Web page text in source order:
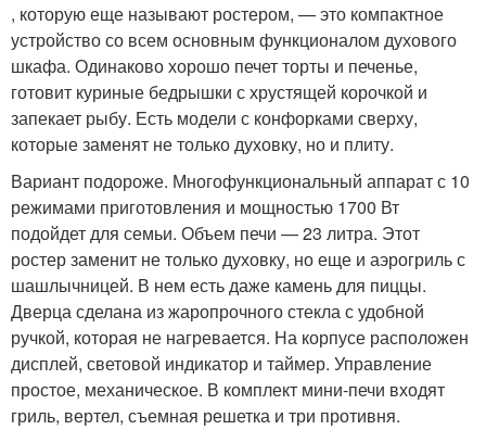
, которую еще называют ростером, — это компактное
устройство со всем основным функционалом духового
шкафа. Одинаково хорошо печет торты и печенье,
готовит куриные бедрышки с хрустящей корочкой и
запекает рыбу. Есть модели с конфорками сверху,
которые заменят не только духовку, но и плиту.
Вариант подороже. Многофункциональный аппарат с 10
режимами приготовления и мощностью 1700 Вт
подойдет для семьи. Объем печи — 23 литра. Этот
ростер заменит не только духовку, но еще и аэрогриль с
шашлычницей. В нем есть даже камень для пиццы.
Дверца сделана из жаропрочного стекла с удобной
ручкой, которая не нагревается. На корпусе расположен
дисплей, световой индикатор и таймер. Управление
простое, механическое. В комплект мини-печи входят
гриль, вертел, съемная решетка и три противня.